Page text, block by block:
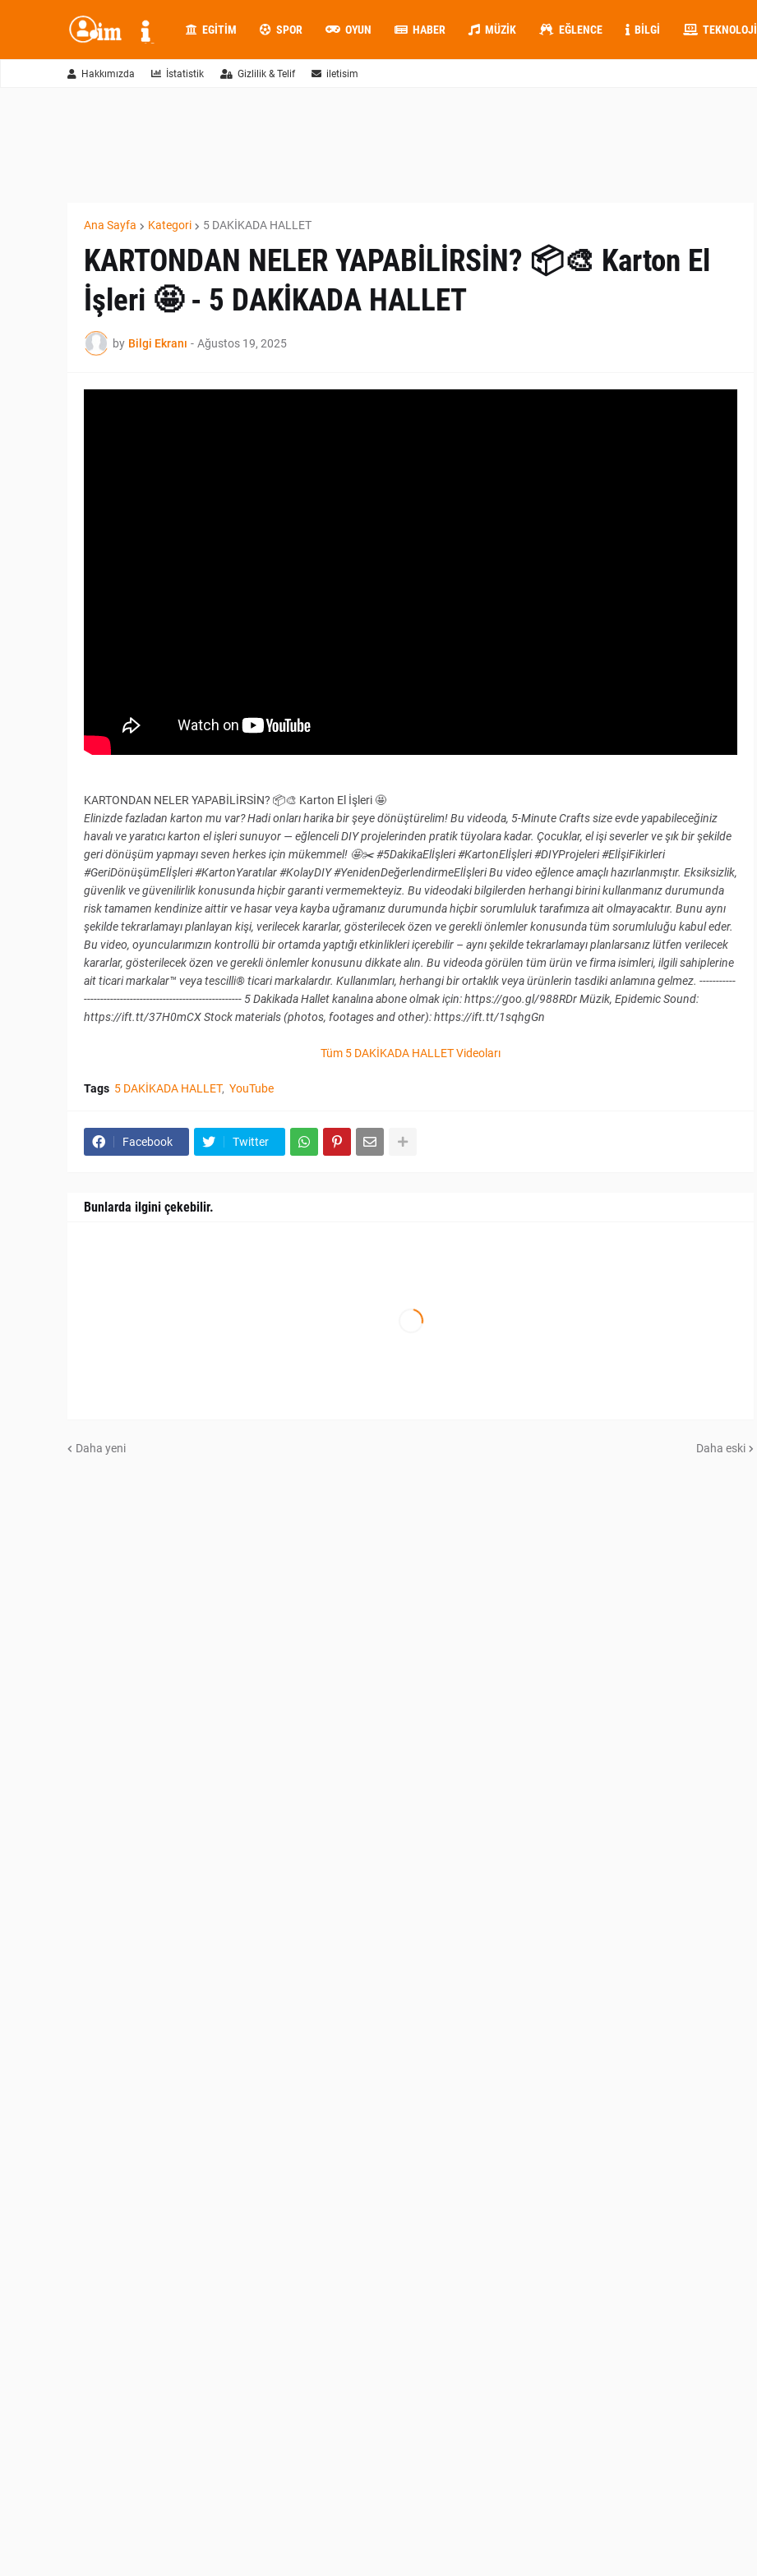
EGITIM SPOR OYUN HABER MÜZIK EĞLENCE BILGI TEKNOLOJI
Hakkımızda İstatistik Gizlilik & Telif iletisim
Ana Sayfa Kategori 5 DAKİKADA HALLET
KARTONDAN NELER YAPABİLİRSİN? 📦🎨 Karton El
İşleri 🤩 - 5 DAKİKADA HALLET
by Bilgi Ekranı - Ağustos 19, 2025
KARTONDAN NELER YAPABİLİRSİN? 📦🎨 Karton El İşleri 🤩
Elinizde fazladan karton mu var? Hadi onları harika bir şeye dönüştürelim! Bu videoda, 5-Minute Crafts size evde yapabileceğiniz
havalı ve yaratıcı karton el işleri sunuyor — eğlenceli DIY projelerinden pratik tüyolara kadar. Çocuklar, el işi severler ve şık bir şekilde
geri dönüşüm yapmayı seven herkes için mükemmel! 🤩✂️ #5DakikaElİşleri #KartonElİşleri #DIYProjeleri #ElİşiFikirleri
#GeriDönüşümElİşleri #KartonYaratılar #KolayDIY #YenidenDeğerlendirmeElİşleri Bu video eğlence amaçlı hazırlanmıştır. Eksiksizlik,
güvenlik ve güvenilirlik konusunda hiçbir garanti vermemekteyiz. Bu videodaki bilgilerden herhangi birini kullanmanız durumunda
risk tamamen kendinize aittir ve hasar veya kayba uğramanız durumunda hiçbir sorumluluk tarafımıza ait olmayacaktır. Bunu aynı
şekilde tekrarlamayı planlayan kişi, verilecek kararlar, gösterilecek özen ve gerekli önlemler konusunda tüm sorumluluğu kabul eder.
Bu video, oyuncularımızın kontrollü bir ortamda yaptığı etkinlikleri içerebilir – aynı şekilde tekrarlamayı planlarsanız lütfen verilecek
kararlar, gösterilecek özen ve gerekli önlemler konusunu dikkate alın. Bu videoda görülen tüm ürün ve firma isimleri, ilgili sahiplerine
ait ticari markalar™ veya tescilli® ticari markalardır. Kullanımları, herhangi bir ortaklık veya ürünlerin tasdiki anlamına gelmez. -----------
------------------------------------------------ 5 Dakikada Hallet kanalına abone olmak için: https://goo.gl/988RDr Müzik, Epidemic Sound:
https://ift.tt/37H0mCX Stock materials (photos, footages and other): https://ift.tt/1sqhgGn
Tüm 5 DAKİKADA HALLET Videoları
Tags 5 DAKİKADA HALLET YouTube
Facebook Twitter
Bunlarda ilgini çekebilir.
Daha yeni Daha eski